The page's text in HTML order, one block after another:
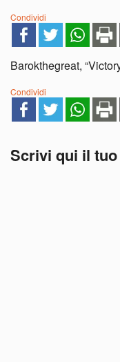
Condividi
Barokthegreat,
Condividi
Scrivi qui il